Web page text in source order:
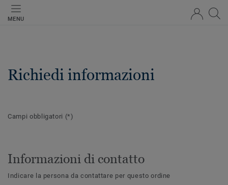
MENU
Richiedi informazioni
Campi obbligatori (*)
Informazioni di contatto
Indicare la persona da contattare per questo ordine